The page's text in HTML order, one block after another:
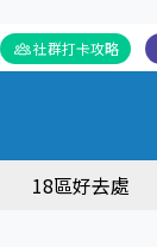
社群打卡攻略
18區好去處